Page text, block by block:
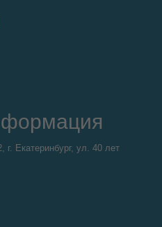
г. Екатеринбург, ул. 40 лет